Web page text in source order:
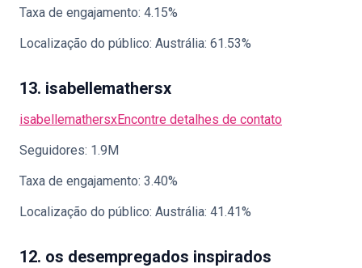
Taxa de engajamento: 4.15%
Localização do público: Austrália: 61.53%
13. isabellemathersx
isabellemathersxEncontre detalhes de contato
Seguidores: 1.9M
Taxa de engajamento: 3.40%
Localização do público: Austrália: 41.41%
12. os desempregados inspirados